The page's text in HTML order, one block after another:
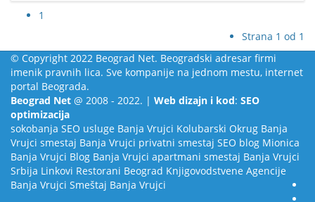
1
Strana 1 od 1
© Copyright 2022 Beograd Net. Beogradski adresar firmi
imenik pravnih lica. Sve kompanije na jednom mestu, internet
portal Beograda.
Beograd Net @ 2008 - 2022. | Web dizajn i kod: SEO
optimizacija
sokobanja SEO usluge Banja Vrujci Kolubarski Okrug Banja
Vrujci smestaj Banja Vrujci privatni smestaj SEO blog Mionica
Banja Vrujci Blog Banja Vrujci apartmani smestaj Banja Vrujci
Srbija Linkovi Restorani Beograd Knjigovodstvene Agencije
Banja Vrujci Smeštaj Banja Vrujci